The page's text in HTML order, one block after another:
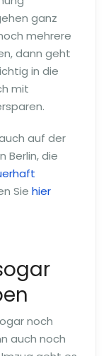
ganz
mehrere
dann geht
in die
mit
auf der
Berlin, die
Sie hier
noch
auch noch